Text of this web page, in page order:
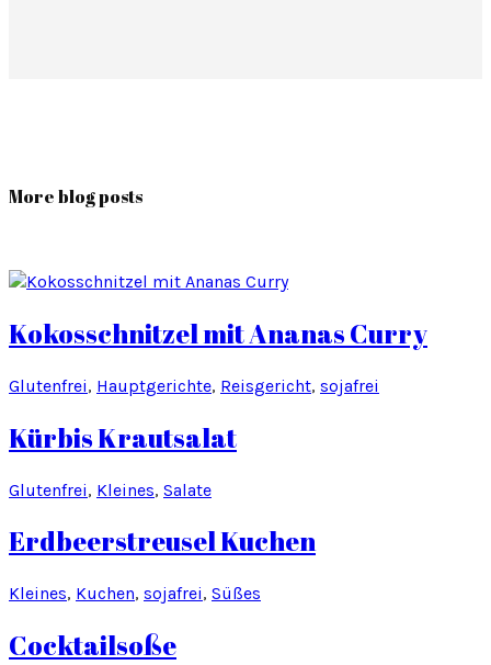
More blog posts
Kokosschnitzel mit Ananas Curry
Glutenfrei, Hauptgerichte, Reisgericht, sojafrei
Kürbis Krautsalat
Glutenfrei, Kleines, Salate
Erdbeerstreusel Kuchen
Kleines, Kuchen, sojafrei, Süßes
Cocktailsoße